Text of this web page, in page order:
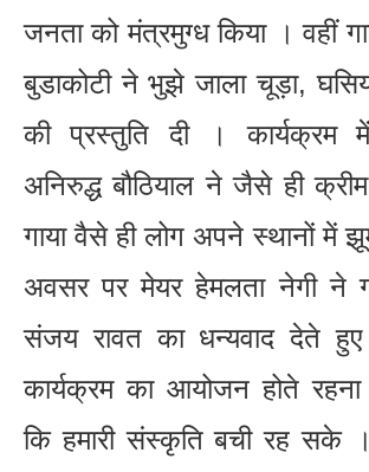
जनता को मंत्रमुग्ध किया । वहीं
बुडाकोटी ने भुझे जाला चूड़ा,
की प्रस्तुति दी । कार्यक्रम
अनिरुद्ध बौठियाल ने जैसे ही क्रीम
गाया वैसे ही लोग अपने स्थानों में
अवसर पर मेयर हेमलता नेगी ने
संजय रावत का धन्यवाद देते
कार्यक्रम का आयोजन होते रहना
कि हमारी संस्कृति बची रह सके